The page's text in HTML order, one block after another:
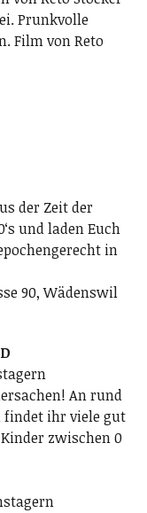
Prunkvolle
Film von Reto
der Zeit der
und laden Euch
in
90, Wädenswil
An rund
findet ihr viele gut
zwischen 0